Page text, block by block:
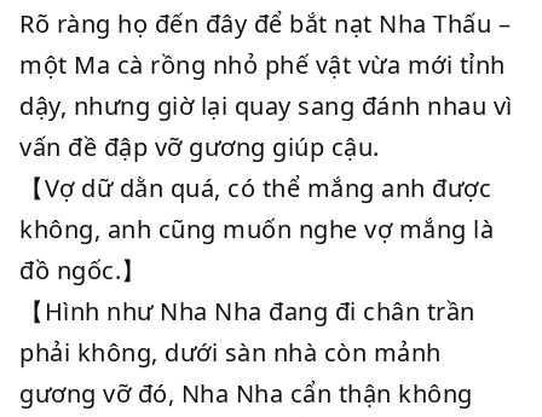
Rõ ràng họ đến đây để bắt nạt Nha Thấu –
một Ma cà rồng nhỏ phế vật vừa mới tỉnh
dậy, nhưng giờ lại quay sang đánh nhau vì
vấn đề đập vỡ gương giúp cậu.
【Vợ dữ dằn quá, có thể mắng anh được
không, anh cũng muốn nghe vợ mắng là
đồ ngốc.】
【Hình như Nha Nha đang đi chân trần
phải không, dưới sàn nhà còn mảnh
gương vỡ đó, Nha Nha cẩn thận không